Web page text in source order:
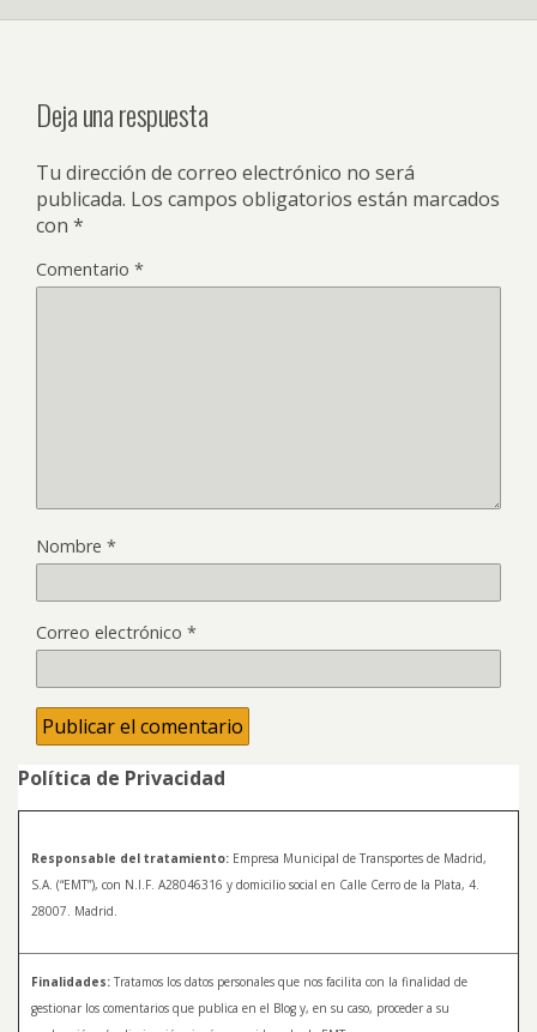
Deja una respuesta
Tu dirección de correo electrónico no será
publicada. Los campos obligatorios están marcados
con *
Comentario *
Nombre *
Correo electrónico *
Política de Privacidad
Responsable del tratamiento: Empresa Municipal de Transportes de Madrid,
S.A. (“EMT”), con N.I.F. A28046316 y domicilio social en Calle Cerro de la Plata, 4.
28007. Madrid.
Finalidades: Tratamos los datos personales que nos facilita con la finalidad de
gestionar los comentarios que publica en el Blog y, en su caso, proceder a su